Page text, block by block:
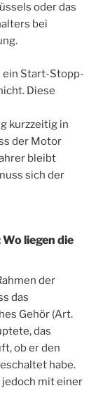
oder das
bei
ein Start-Stopp-
Diese
kurzzeitig in
der Motor
bleibt
sich der
liegen die
der
das
Gehör (Art.
das
ob er den
habe.
jedoch mit einer